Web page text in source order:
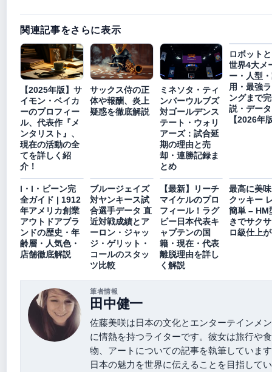
関連記事をさらに表示
【2025年版】サ
イモン・ベイカ
ーのプロフィー
ル、代表作『メ
ンタリスト』、
現在の活動の全
てを詳しく紹
介！
サックス侍の正
体や報酬、炎上
疑惑を徹底解説
ミネソタ・ティ
ンバーウルブズ
対ゴールデンス
テート・ウォリ
アーズ：試合延
期の理由と売
却・連勝記録ま
とめ
ロボット
世界4大メ
ー・人型
用・最強
ングまで
説・デー
【2026年
l・l・ビーン完
全ガイド | 1912
年アメリカ創業
アウトドアブラ
ンドの歴史・年
齢層・人気色・
店舗徹底解説
ブルージェイズ
対ヤンキース試
合選手データ 直
近対戦成績とア
ーロン・ジャッ
ジ・ゲリット・
コールのスタッ
ツ比較
【最新】リーチ
マイケルのプロ
フィール！ラグ
ビー日本代表キ
ャプテンの国
籍・現在・代表
離脱理由を詳し
く解説
最高に美
クッキー
簡単 – HM
きでサク
ロ級仕上
筆者情報
田中健一
佐藤美咲は日本の文化とエンターテインメ
に情熱を持つライターです。彼女は旅行や
物、アートについての記事を執筆していま
日本の魅力を世界に伝えることを目指して